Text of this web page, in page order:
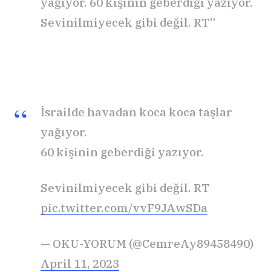
Sevinilmiyecek gibi değil. RT”
İsrailde havadan koca koca taşlar
yağıyor.
60 kişinin geberdiği yazıyor.
Sevinilmiyecek gibi değil. RT
pic.twitter.com/vvF9JAwSDa
— OKU-YORUM (@CemreAy89458490)
April 11, 2023